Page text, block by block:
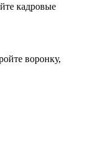
кадровые
воронку,